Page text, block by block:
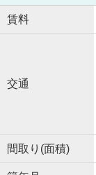
賃料
交通
間取り(面積)